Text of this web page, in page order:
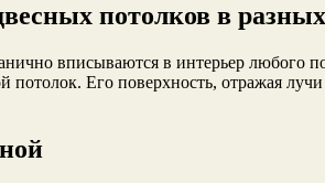
потолков в
вписываются в интерьер любого
потолок. Его поверхность, отражая